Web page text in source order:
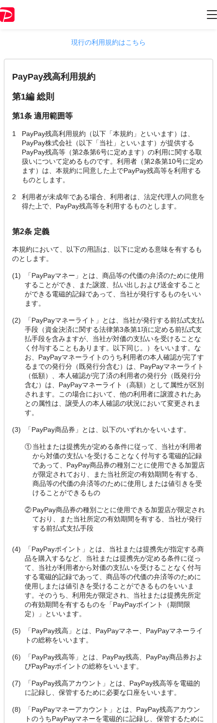
現行の利用規約はこちら
PayPay残高利用規約
第1編 総則
第1条 適用範囲等
1
PayPay残高利用規約（以下「本規約」といいます）は、
PayPay株式会社（以下「当社」といいます）が提供する
PayPay残高等（第2条第6号に定めます）の利用に関する取
扱いについて定めるものです。利用者（第2条第10号に定め
ます）は、本規約に同意した上でPayPay残高等を利用する
ものとします。
2
利用者が未成年である場合、利用者は、法定代理人の同意を
得た上で、PayPay残高等を利用するものとします。
第2条 定義
本規約において、以下の用語は、以下に定める意味を有するも
のとします。
(1)
「PayPayマネー」とは、商品等の代価の弁済のために使用
することができ、また譲渡、払い出しおよび送金すること
ができる電磁的記録であって、当社が発行するものをいい
ます。
(2)
「PayPayマネーライト」とは、当社が発行する前払式支払
手段（資金決済に関する法律第3条第1項に定める前払式支
払手段を含みますが、当社が対価の支払いを受けることな
く付与することもあります。以下同じ。）をいいます。な
お、PayPayマネーライトのうち利用者の本人確認が完了す
るまでの発行分（既発行分含む）は、PayPayマネーライト
（低額）、本人確認が完了済の利用者の発行分（既発行分
含む）は、PayPayマネーライト（高額）として属性が区別
されます。この場合において、他の利用者に譲渡されたあ
との属性は、譲受人の本人確認の状況において変更されま
す。
(3) 「PayPay商品券」とは、以下のいずれかをいいます。
① 当社または提携先が定める条件に従って、当社が利用者
から対価の支払いを受けることなく付与する電磁的記録
であって、PayPay商品券の種別ごとに使用できる加盟店
が限定されており、また当社所定の有効期間を有する、
商品等の代価の弁済等のために使用しまたは値引きを受
けることができるもの
② PayPay商品券の種別ごとに使用できる加盟店が限定され
ており、また当社所定の有効期間を有する、当社が発行
する前払式支払手段
(4)
「PayPayポイント」とは、当社または提携先が指定する商
品を購入するなど、当社または提携先が定める条件に従っ
て、当社が利用者から対価の支払いを受けることなく付与
する電磁的記録であって、商品等の代価の弁済等のために
使用しまたは値引きを受けることができるものをいいま
す。そのうち、利用先が限定され、当社または提携先所定
の有効期間を有するものを「PayPayポイント（期間限
定）」といいます。
(5)
「PayPay残高」とは、PayPayマネー、PayPayマネーライ
トの総称をいいます。
(6)
「PayPay残高等」とは、PayPay残高、PayPay商品券およ
びPayPayポイントの総称をいいます。
(7)
「PayPay残高アカウント」とは、PayPay残高等を電磁的
に記録し、保管するために必要な口座をいいます。
(8)
「PayPayマネーアカウント」とは、PayPay残高アカウン
トのうちPayPayマネーを電磁的に記録し、保管するために